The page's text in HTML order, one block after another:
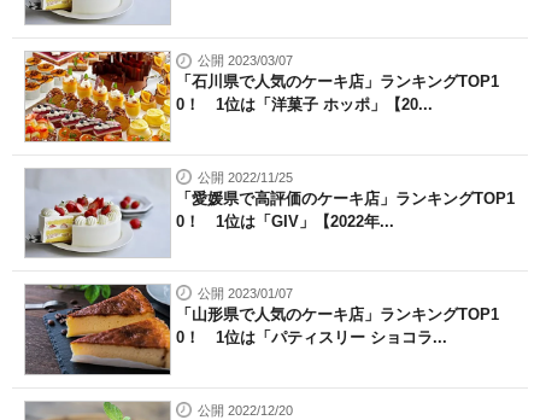
公開 2023/03/07
「石川県で人気のケーキ店」ランキングTOP1
0！ 1位は「洋菓子 ホッポ」【20...
公開 2022/11/25
「愛媛県で高評価のケーキ店」ランキングTOP1
0！ 1位は「GIV」【2022年...
公開 2023/01/07
「山形県で人気のケーキ店」ランキングTOP1
0！ 1位は「パティスリー ショコラ...
公開 2022/12/20